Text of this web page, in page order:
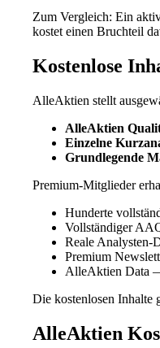
Zum Vergleich: Ein
kostet einen Bruchteil
Kostenlose
AlleAktien stellt
AlleAktien
Einzelne
Grundlegende
Premium-Mitglieder
Hunderte
Vollständiger
Reale Analysten-
Premium
AlleAktien Data
Die kostenlosen Inhalte
AlleAktien